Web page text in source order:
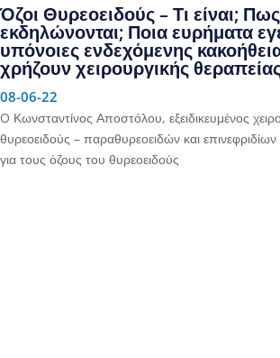
Όζοι Θυρεοειδούς – Τι είναι; Πως
εκδηλώνονται; Ποια ευρήματα
υπόνοιες ενδεχόμενης
χρήζουν χειρουργικής
08-06-22
O Κωνσταντίνος Αποστόλου, εξειδικευμένος
θυρεοειδούς – παραθυρεοειδών και επινεφριδίων
για τους όζους του θυρεοειδούς